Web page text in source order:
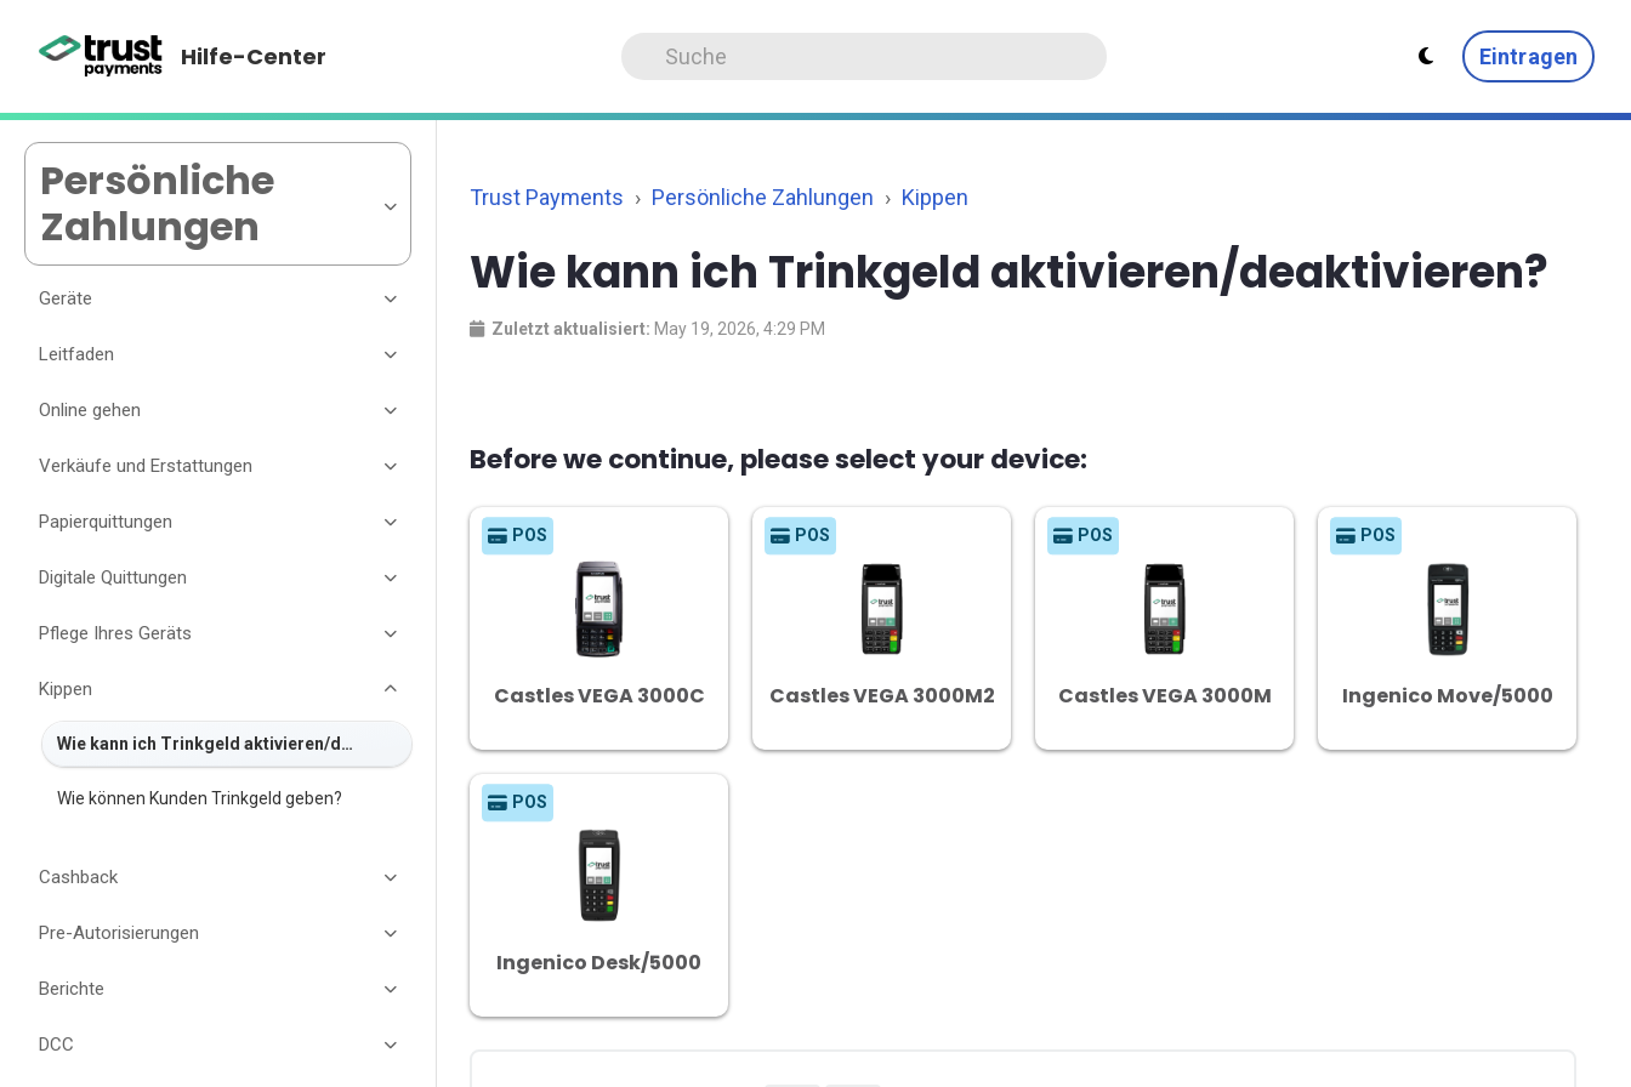
Hilfe-Center Eintragen
Persönliche
Zahlungen
Geräte
Leitfaden
Online gehen
Verkäufe und Erstattungen
Papierquittungen
Digitale Quittungen
Pflege Ihres Geräts
Kippen
Wie kann ich Trinkgeld aktivieren/deaktivieren?
Wie können Kunden Trinkgeld geben?
Cashback
Pre-Autorisierungen
Berichte
DCC
Trust Payments Persönliche Zahlungen Kippen
Wie kann ich Trinkgeld aktivieren/deaktivieren?
Zuletzt aktualisiert: May 19, 2026, 4:29 PM
Before we continue, please select your device:
POS
Castles VEGA 3000C
POS
Castles VEGA 3000M2
POS
Castles VEGA 3000M
POS
Ingenico Move/5000
POS
Ingenico Desk/5000